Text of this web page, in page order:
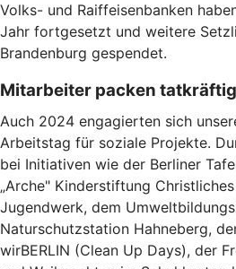
Volks- und Raiffeisenbanken
Jahr fortgesetzt und weitere
Brandenburg gespendet.
Mitarbeiter packen
Auch 2024 engagierten sich
Arbeitstag für soziale Projekte.
bei Initiativen wie der Berliner
„Arche" Kinderstiftung
Jugendwerk, dem
Naturschutzstation Hahneberg,
wirBERLIN (Clean Up Days), der